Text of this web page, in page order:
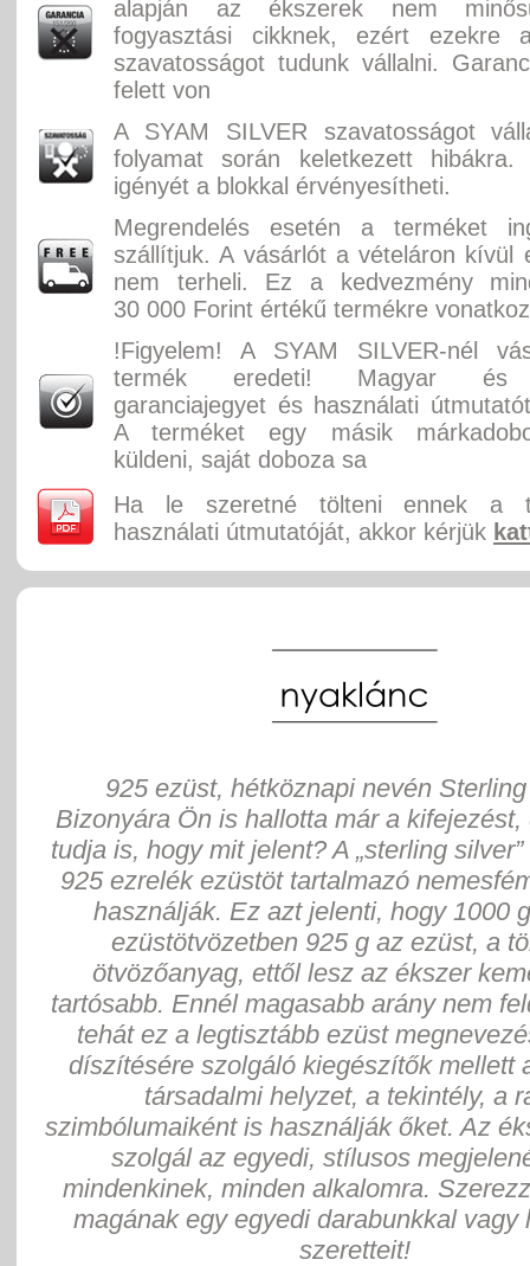
alapján az ékszerek nem
fogyasztási cikknek, ezért ezekre
szavatosságot tudunk vállalni.
felett von
A SYAM SILVER szavatosságot
folyamat során keletkezett hibákra.
igényét a blokkal érvényesítheti.
Megrendelés esetén a terméket
szállítjuk. A vásárlót a vételáron kívül
nem terheli. Ez a kedvezmény
30 000 Forint értékű termékre
!Figyelem! A SYAM SILVER-nél
termék eredeti! Magyar és
garanciajegyet és használati
A terméket egy másik
küldeni, saját doboza sa
Ha le szeretné tölteni ennek a
használati útmutatóját, akkor kérjük
925 ezüst, hétköznapi nevén
Bizonyára Ön is hallotta már a kifejezést,
tudja is, hogy mit jelent? A „sterling
925 ezrelék ezüstöt tartalmazó
használják. Ez azt jelenti, hogy 1000
ezüstötvözetben 925 g az ezüst, a
ötvözőanyag, ettől lesz az ékszer
tartósabb. Ennél magasabb arány nem
tehát ez a legtisztább ezüst
díszítésére szolgáló kiegészítők mellett
társadalmi helyzet, a tekintély, a
szimbólumaiként is használják őket. Az
szolgál az egyedi, stílusos
mindenkinek, minden alkalomra.
magának egy egyedi darabunkkal vagy
szeretteit!